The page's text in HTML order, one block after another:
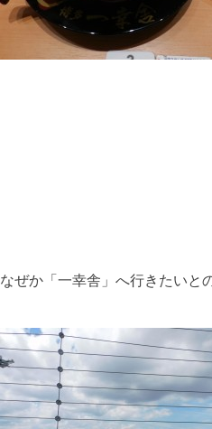
なぜか「一幸舎」へ行きたいと